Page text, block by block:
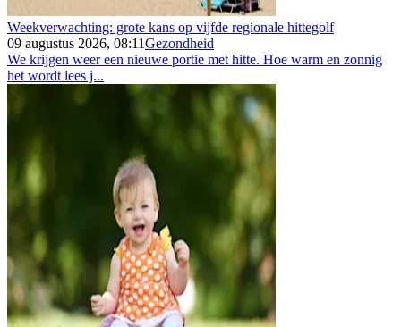
Weekverwachting: grote kans op vijfde regionale hittegolf
09 augustus 2026, 08:11Gezondheid
We krijgen weer een nieuwe portie met hitte. Hoe warm en zonnig
het wordt lees j...